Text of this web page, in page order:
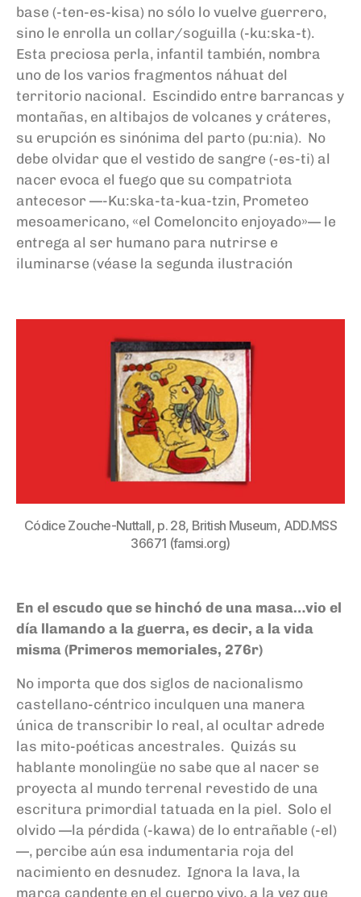
base (-ten-es-kisa) no sólo lo vuelve guerrero,
sino le enrolla un collar/soguilla (-ku:ska-t).
Esta preciosa perla, infantil también, nombra
uno de los varios fragmentos náhuat del
territorio nacional. Escindido entre barrancas y
montañas, en altibajos de volcanes y cráteres,
su erupción es sinónima del parto (pu:nia). No
debe olvidar que el vestido de sangre (-es-ti) al
nacer evoca el fuego que su compatriota
antecesor —-Ku:ska-ta-kua-tzin, Prometeo
mesoamericano, «el Comeloncito enjoyado»— le
entrega al ser humano para nutrirse e
iluminarse (véase la segunda ilustración
Códice Zouche-Nuttall, p. 28, British Museum, ADD.MSS
36671 (famsi.org)
En el escudo que se hinchó de una masa…vio el
día llamando a la guerra, es decir, a la vida
misma (Primeros memoriales, 276r)
No importa que dos siglos de nacionalismo
castellano-céntrico inculquen una manera
única de transcribir lo real, al ocultar adrede
las mito-poéticas ancestrales. Quizás su
hablante monolingüe no sabe que al nacer se
proyecta al mundo terrenal revestido de una
escritura primordial tatuada en la piel. Solo el
olvido —la pérdida (-kawa) de lo entrañable (-el)
—, percibe aún esa indumentaria roja del
nacimiento en desnudez. Ignora la lava, la
marca candente en el cuerpo vivo, a la vez que